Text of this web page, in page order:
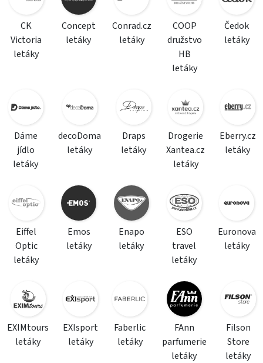
CK
Victoria
letáky
Concept
letáky
Conrad.cz
letáky
COOP
družstvo
HB
letáky
Čedok
letáky
Dáme
jídlo
letáky
decoDoma
letáky
Draps
letáky
Drogerie
Xantea.cz
letáky
Eberry.cz
letáky
Eiffel
Optic
letáky
Emos
letáky
Enapo
letáky
ESO
travel
letáky
Euronova
letáky
EXIMtours
letáky
EXIsport
letáky
Faberlic
letáky
FAnn
parfumerie
letáky
Filson
Store
letáky